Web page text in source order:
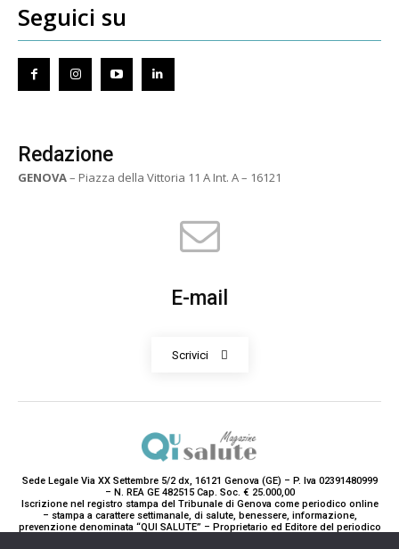
Seguici su
Redazione
GENOVA– Piazza della Vittoria 11 A Int. A – 16121
E-mail
Scrivici
Sede Legale Via XX Settembre 5/2 dx, 16121 Genova (GE) – P. Iva 02391480999
– N. REA GE 482515 Cap. Soc. € 25.000,00
Iscrizione nel registro stampa del Tribunale di Genova come periodico online
– stampa a carattere settimanale, di salute, benessere, informazione,
prevenzione denominata “QUI SALUTE” – Proprietario ed Editore del periodico